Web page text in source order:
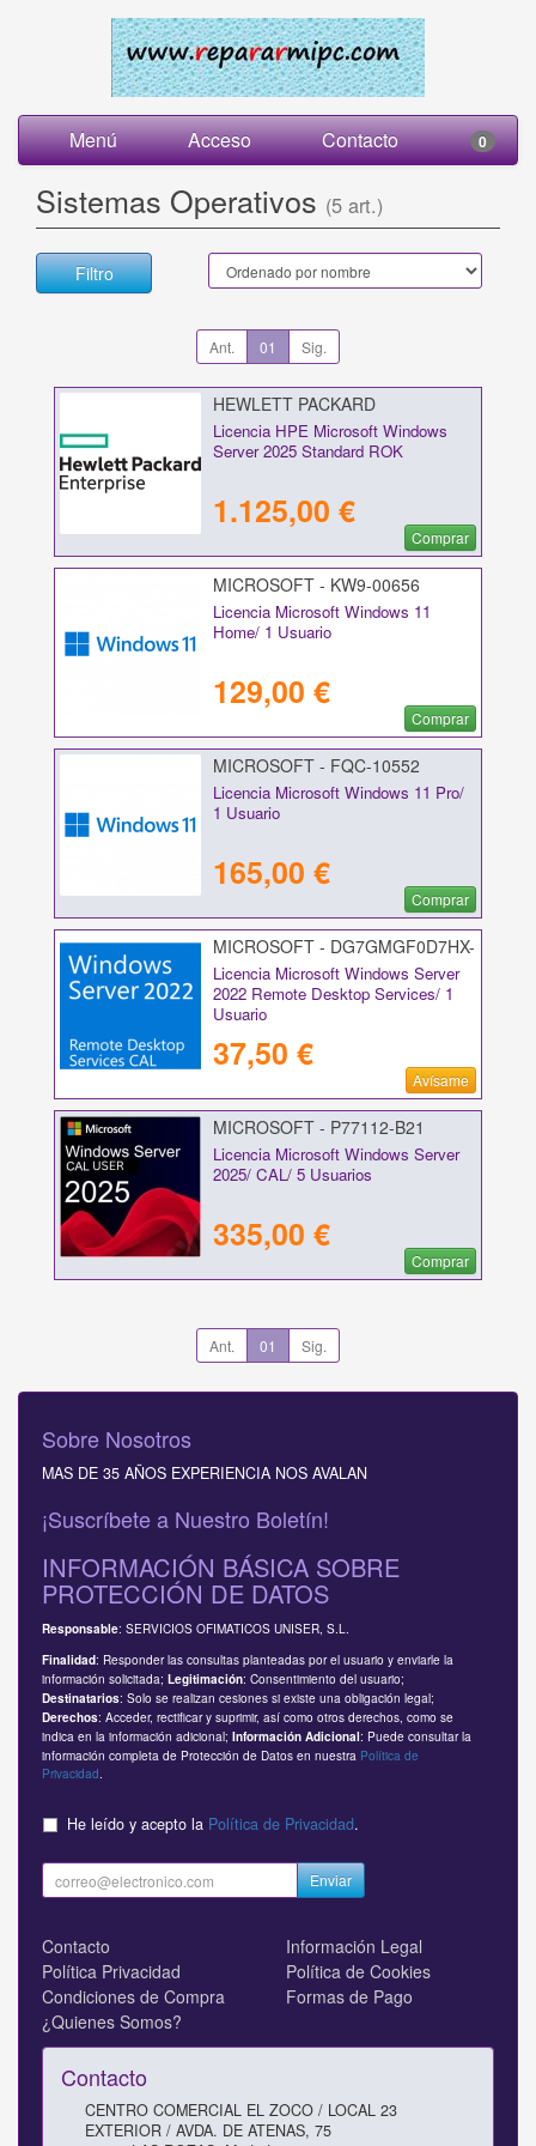
Menú Acceso Contacto 0
Sistemas Operativos (5 art.)
Filtro
Ant. 01 Sig.
HEWLETT PACKARD
ENTERPRISE - P77100-A21
Licencia HPE Microsoft Windows
Server 2025 Standard ROK
1.125,00 €
Comprar
MICROSOFT - KW9-00656
Licencia Microsoft Windows 11
Home/ 1 Usuario
129,00 €
Comprar
MICROSOFT - FQC-10552
Licencia Microsoft Windows 11 Pro/
1 Usuario
165,00 €
Comprar
MICROSOFT - DG7GMGF0D7HX-
0009
Licencia Microsoft Windows Server
2022 Remote Desktop Services/ 1
Usuario
37,50 €
Avísame
MICROSOFT - P77112-B21
Licencia Microsoft Windows Server
2025/ CAL/ 5 Usuarios
335,00 €
Comprar
Ant. 01 Sig.
Sobre Nosotros
MAS DE 35 AÑOS EXPERIENCIA NOS AVALAN
¡Suscríbete a Nuestro Boletín!
INFORMACIÓN BÁSICA SOBRE
PROTECCIÓN DE DATOS
Responsable: SERVICIOS OFIMATICOS UNISER, S.L.
Finalidad: Responder las consultas planteadas por el usuario y enviarle la
información solicitada; Legitimación: Consentimiento del usuario;
Destinatarios: Solo se realizan cesiones si existe una obligación legal;
Derechos: Acceder, rectificar y suprimir, así como otros derechos, como se
indica en la información adicional; Información Adicional: Puede consultar la
información completa de Protección de Datos en nuestra Política de
Privacidad.
He leído y acepto la Política de Privacidad.
Enviar
Contacto
Información Legal
Política Privacidad
Política de Cookies
Condiciones de Compra
Formas de Pago
¿Quienes Somos?
Contacto
CENTRO COMERCIAL EL ZOCO / LOCAL 23
EXTERIOR / AVDA. DE ATENAS, 75